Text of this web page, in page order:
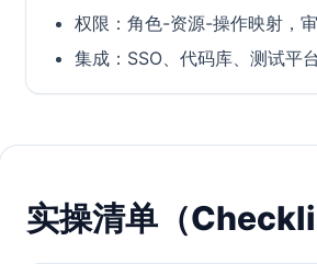
权限：角色-资源-操作映射，
集成：SSO、代码库、测试平
实操清单（